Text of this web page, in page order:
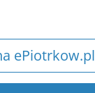
ePiotrkow.pl